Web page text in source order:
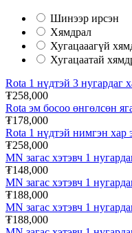
Шинээр ирсэн
Хямдрал
Хугацааагүй
Хугацаатай
Rota 1 нүдтэй 3 нугардаг
₮258,000
Rota эм босоо өнгөлсөн
₮178,000
Rota 1 нүдтэй нимгэн хар
₮258,000
MN загас хэтэвч 1
₮148,000
MN загас хэтэвч 1
₮188,000
MN загас хэтэвч 1
₮188,000